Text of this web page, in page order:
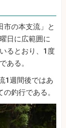
市の本支流」と
日に広範囲に
るとおり、1度
ある。
1週間後ではあ
釣行である。